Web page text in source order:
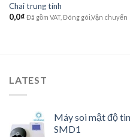
Chai trung tính
0,0₫ Đã gồm VAT, Đóng gói,Vận chuyển
LATEST
Máy soi mật độ
SMD1